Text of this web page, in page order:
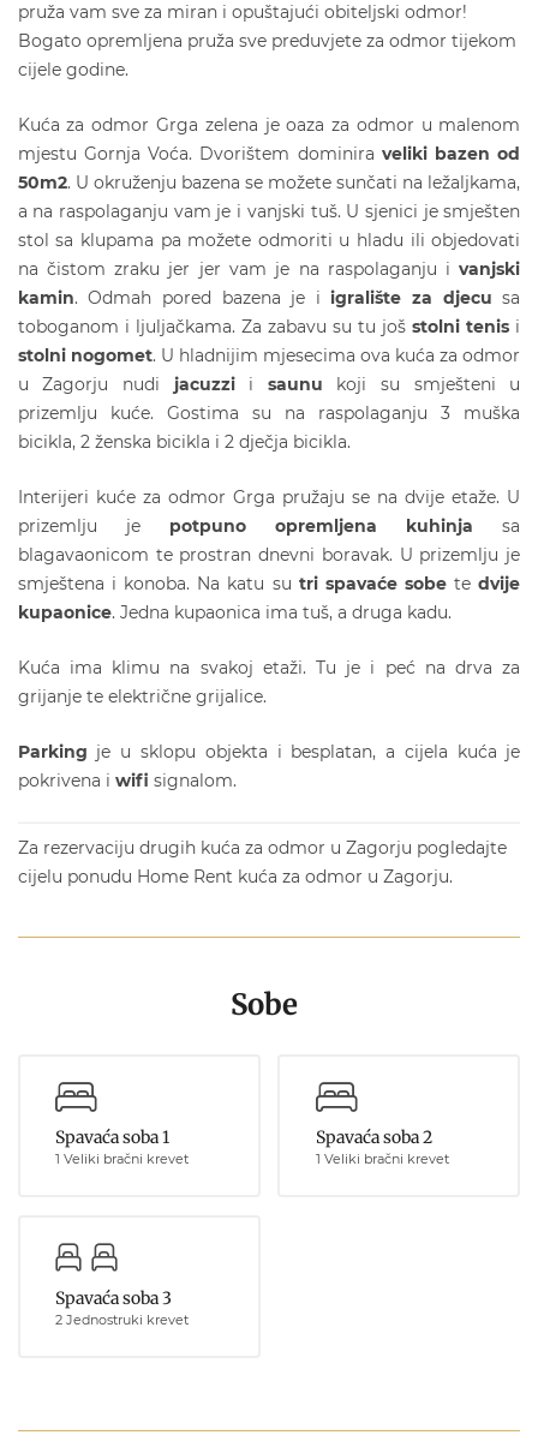
pruža vam sve za miran i opuštajući obiteljski odmor!
Bogato opremljena pruža sve preduvjete za odmor tijekom
cijele godine.
Kuća za odmor Grga zelena je oaza za odmor u malenom
mjestu Gornja Voća. Dvorištem dominira veliki bazen od
50m2. U okruženju bazena se možete sunčati na ležaljkama,
a na raspolaganju vam je i vanjski tuš. U sjenici je smješten
stol sa klupama pa možete odmoriti u hladu ili objedovati
na čistom zraku jer jer vam je na raspolaganju ivanjski
kamin. Odmah pored bazena je iigralište za djecu sa
toboganom i ljuljačkama. Za zabavu su tu jošstolni tenis i
stolni nogomet. U hladnijim mjesecima ova kuća za odmor
u Zagorju nudi jacuzzii saunu koji su smješteni u
prizemlju kuće. Gostima su na raspolaganju 3 muška
bicikla, 2 ženska bicikla i 2 dječja bicikla.
Interijeri kuće za odmor Grga pružaju se na dvije etaže. U
prizemlju je potpuno opremljena kuhinja sa
blagavaonicom te prostran dnevni boravak. U prizemlju je
smještena i konoba. Na katu su tri spavaće sobetedvije
kupaonice. Jedna kupaonica ima tuš, a druga kadu.
Kuća ima klimu na svakoj etaži. Tu je i peć na drva za
grijanje te električne grijalice.
Parking je u sklopu objekta i besplatan, a cijela kuća je
pokrivena i wifi signalom.
Za rezervaciju drugih kuća za odmor u Zagorju pogledajte
cijelu ponudu Home Rent kuća za odmor u Zagorju.
Sobe
Spavaća soba 1
1 Veliki bračni krevet
Spavaća soba 2
1 Veliki bračni krevet
Spavaća soba 3
2 Jednostruki krevet